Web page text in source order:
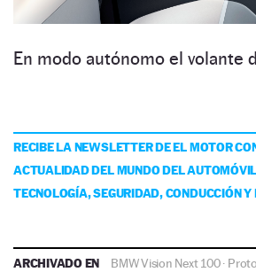
En modo autónomo el volante
RECIBE LA NEWSLETTER DE EL MOTOR
ACTUALIDAD DEL MUNDO DEL
TECNOLOGÍA, SEGURIDAD, CONDUCCIÓN Y
ARCHIVADO EN BMW Vision Next 100·